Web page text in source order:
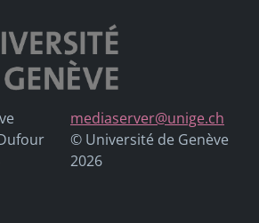
mediaserver@unige.ch
© Université de Genève
2026